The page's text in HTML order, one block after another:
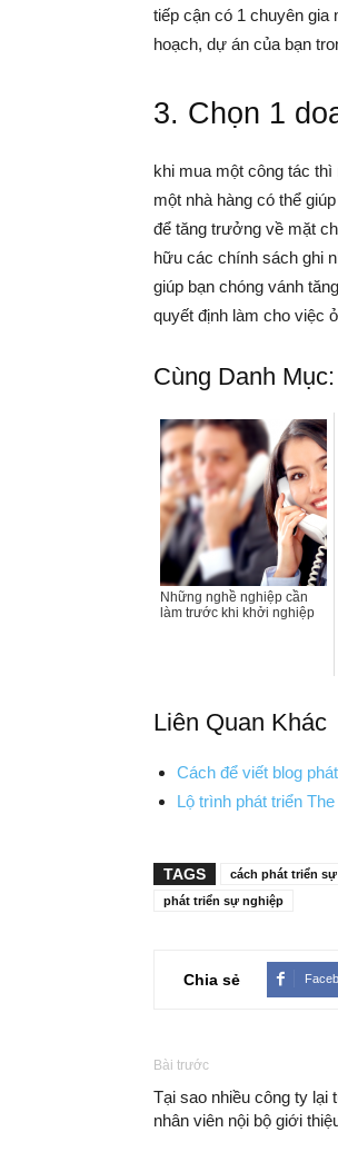
tiếp cận có 1 chuyên gia
hoạch, dự án của bạn
3. Chọn 1
khi mua một công tác
một nhà hàng có thể
để tăng trưởng về mặt
hữu các chính sách ghi
giúp bạn chóng vánh
quyết định làm cho việc
Cùng Danh Mục:
Những nghề nghiệp cần
làm trước khi khởi nghiệp
Liên Quan Khác
Cách để viết blog
Lộ trình phát triển
TAGS cách phát triển
phát triển sự nghiệp
Chia sẻ
Bài trước
Tại sao nhiều công ty lại
nhân viên nội bộ giới